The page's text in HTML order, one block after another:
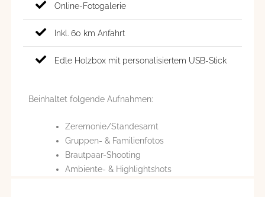
Online-Fotogalerie
Inkl. 60 km Anfahrt
Edle Holzbox mit personalisiertem USB-Stick
Beinhaltet folgende Aufnahmen:
Zeremonie/Standesamt
Gruppen- & Familienfotos
Brautpaar-Shooting
Ambiente- & Highlightshots